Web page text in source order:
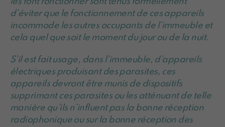
d’éviter que le fonctionnement de ces appareils
incommode les autres occupants de l’immeuble et
cela quel que soit le moment du jour ou de la nuit.
S’il est fait usage, dans l’immeuble, d’appareils
électriques produisant des parasites, ces
appareils devront être munis de dispositifs
supprimant ces parasites ou les atténuant de telle
manière qu’ils n’influent pas la bonne réception
radiophonique ou sur la bonne réception des